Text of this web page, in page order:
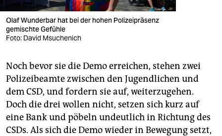
Olaf Wunderbar hat bei der hohen Polizeipräsenz
gemischte Gefühle
Foto: David Msuchenich
Noch bevor sie die Demo erreichen, stehen zwei
Polizeibeamte zwischen den Jugendlichen und
dem CSD, und fordern sie auf, weiterzugehen.
Doch die drei wollen nicht, setzen sich kurz auf
eine Bank und pöbeln undeutlich in Richtung des
CSDs. Als sich die Demo wieder in Bewegung setzt,